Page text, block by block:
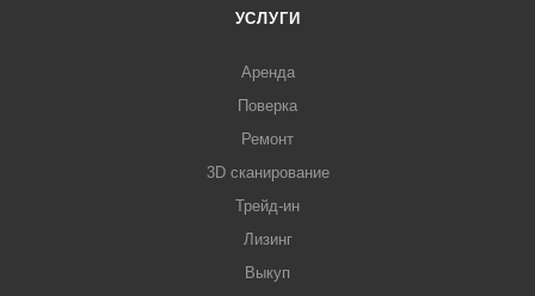
УСЛУГИ
Аренда
Поверка
Ремонт
3D сканирование
Трейд-ин
Лизинг
Выкуп